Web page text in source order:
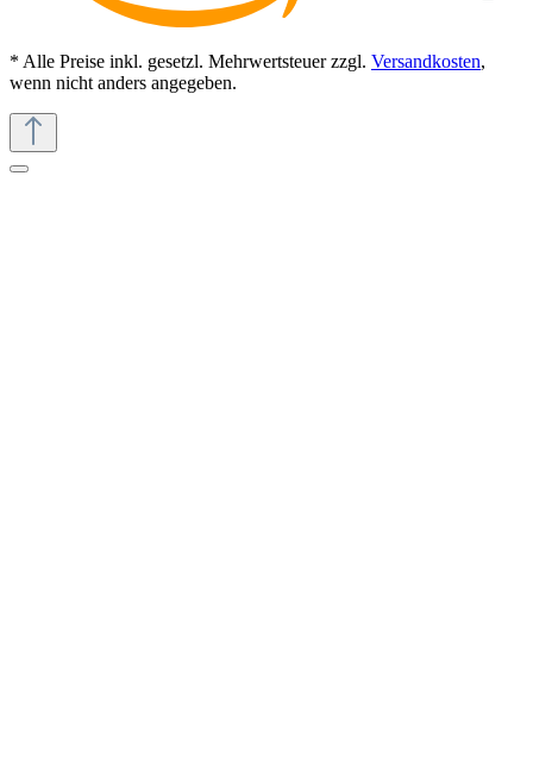
* Alle Preise inkl. gesetzl. Mehrwertsteuer zzgl. Versandkosten,
wenn nicht anders angegeben.